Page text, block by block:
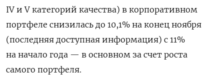
IV и V категорий качества) в корпоративном
портфеле снизилась до 10,1% на конец ноября
(последняя доступная информация) с 11%
на начало года — в основном за счет роста
самого портфеля.